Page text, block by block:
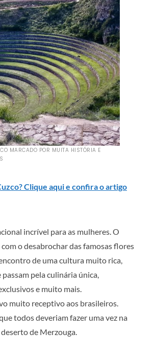
MARCADO POR MUITA HISTÓRIA E
Clique aqui e confira o artigo
incrível para as mulheres. O
o desabrochar das famosas flores
de uma cultura muito rica,
pela culinária única,
e muito mais.
muito receptivo aos brasileiros.
todos deveriam fazer uma vez na
de Merzouga.